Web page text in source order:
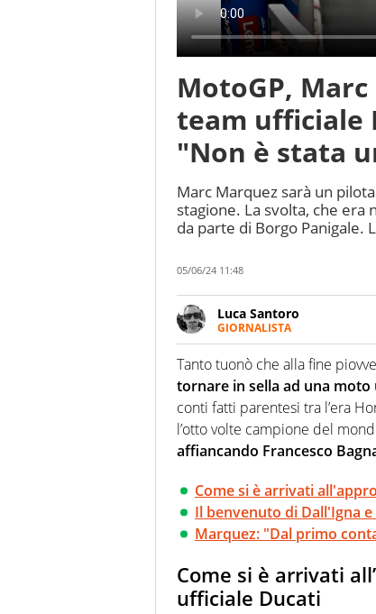
MotoGP,
team ufficiale
"Non è stata
Marc Marquez sarà un
stagione. La svolta, che
da parte di Borgo Panigale.
05/06/24 11:48
Luca Santoro
GIORNALISTA
Esperto di Motorsport
anche senza il Motor. Dà
quattro ruote
Tanto tuonò che alla fine
tornare in sella ad una moto
conti fatti parentesi tra l’era
l’otto volte campione del
affiancando Francesco
Come si è arrivati
Il benvenuto di Dall'Igna
Marquez: "Dal primo
Come si è arrivati
ufficiale Ducati